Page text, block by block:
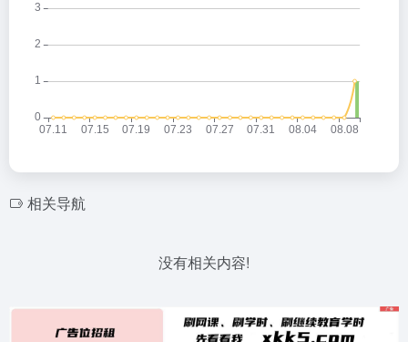
相关导航
没有相关内容!